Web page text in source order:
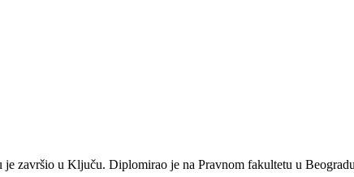
završio u Ključu. Diplomirao je na Pravnom fakultetu u